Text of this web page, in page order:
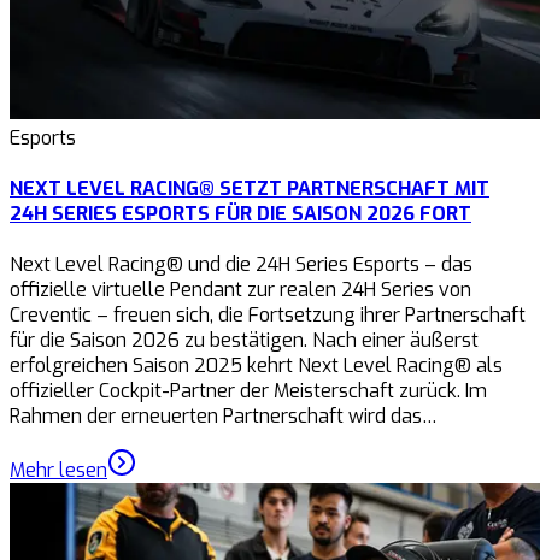
Esports
NEXT LEVEL RACING® SETZT PARTNERSCHAFT MIT
24H SERIES ESPORTS FÜR DIE SAISON 2026 FORT
Next Level Racing® und die 24H Series Esports – das
offizielle virtuelle Pendant zur realen 24H Series von
Creventic – freuen sich, die Fortsetzung ihrer Partnerschaft
für die Saison 2026 zu bestätigen. Nach einer äußerst
erfolgreichen Saison 2025 kehrt Next Level Racing® als
offizieller Cockpit-Partner der Meisterschaft zurück. Im
Rahmen der erneuerten Partnerschaft wird das…
Mehr lesen